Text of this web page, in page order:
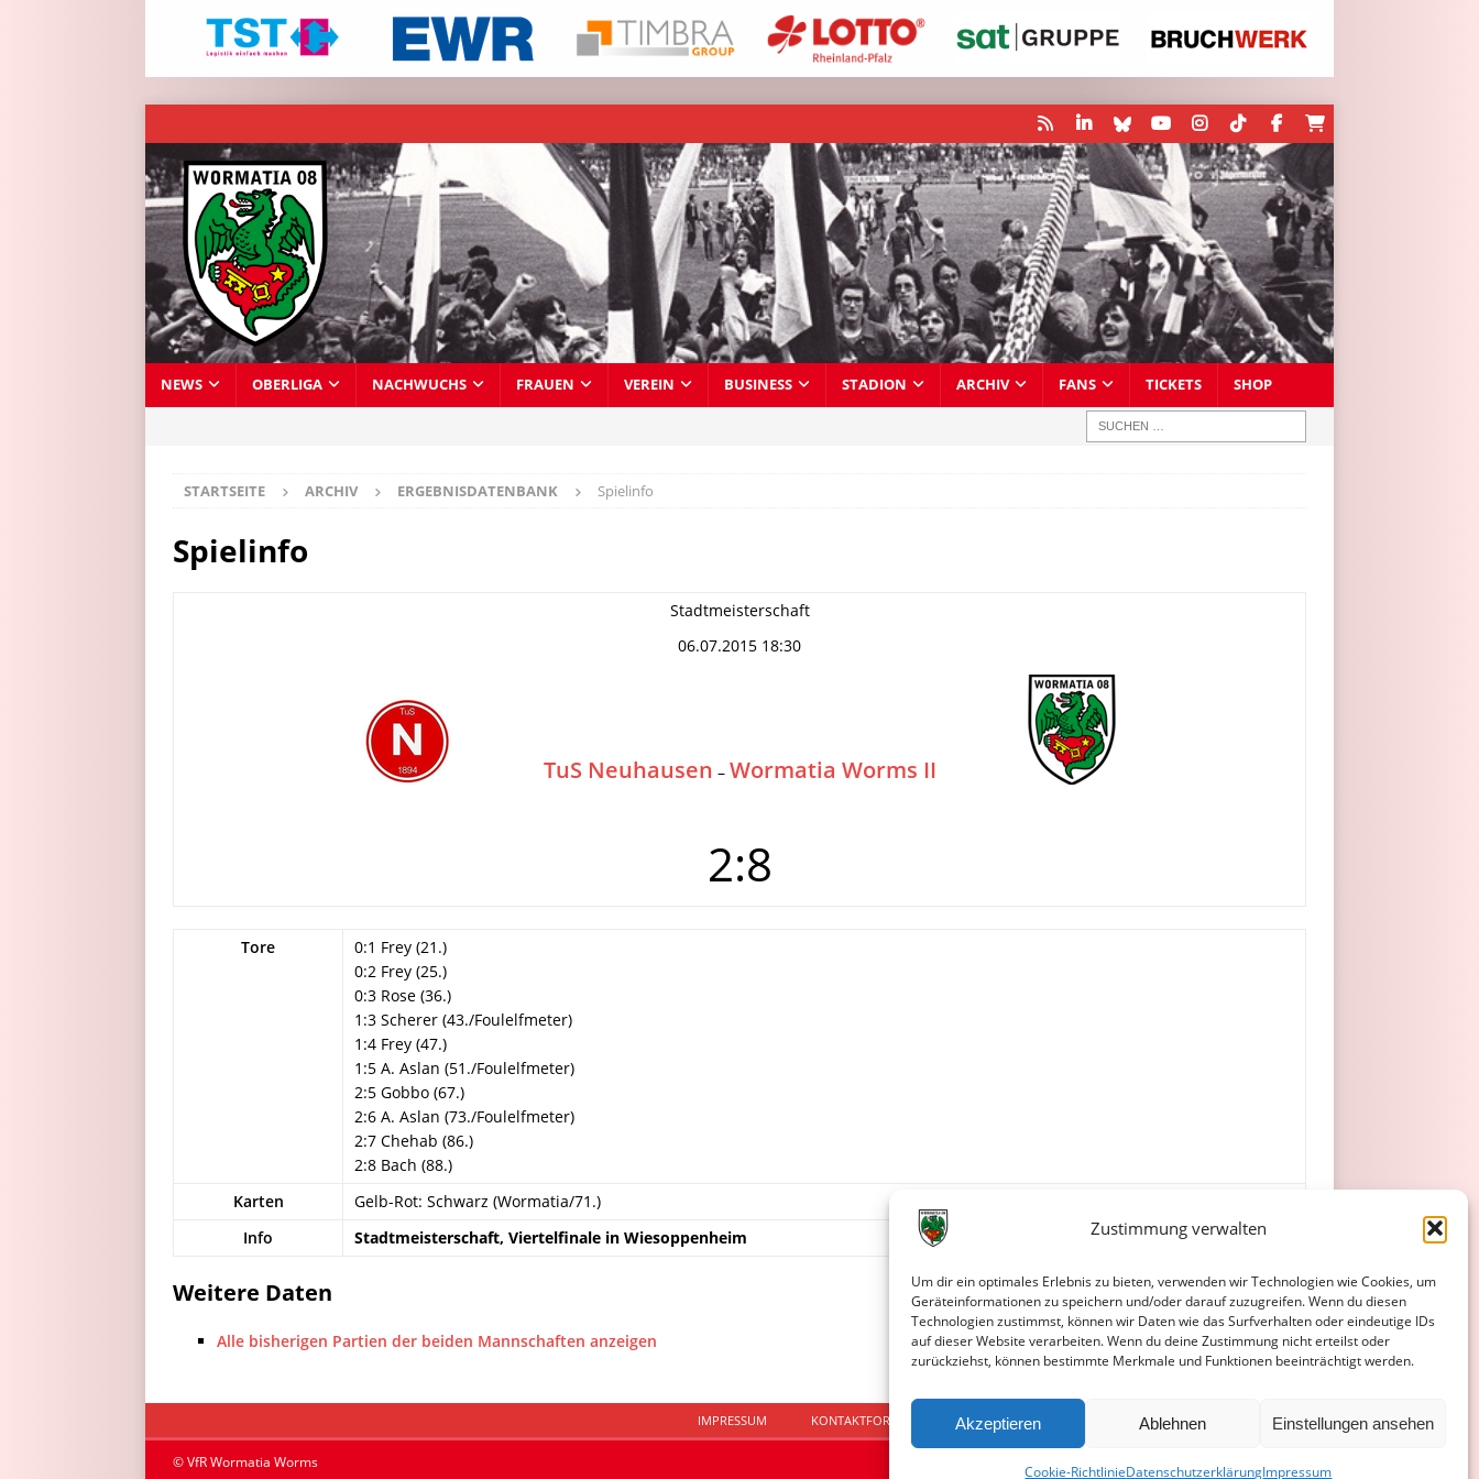
Zustimmung verwalten
Um dir ein optimales Erlebnis zu bieten, verwenden wir Technologien wie Cookies, um
Geräteinformationen zu speichern und/oder darauf zuzugreifen. Wenn du diesen
Technologien zustimmst, können wir Daten wie das Surfverhalten oder eindeutige IDs
auf dieser Website verarbeiten. Wenn du deine Zustimmung nicht erteilst oder
zurückziehst, können bestimmte Merkmale und Funktionen beeinträchtigt werden.
Akzeptieren Ablehnen Einstellungen ansehen
Cookie-RichtlinieDatenschutzerklärungImpressum
NEWS OBERLIGA NACHWUCHS FRAUEN VEREIN BUSINESS STADION ARCHIV FANS TICKETS SHOP
STARTSEITE ARCHIV ERGEBNISDATENBANK Spielinfo
Spielinfo
Stadtmeisterschaft
06.07.2015 18:30
TuS Neuhausen – Wormatia Worms II
2:8
Tore
0:1 Frey (21.)
0:2 Frey (25.)
0:3 Rose (36.)
1:3 Scherer (43./Foulelfmeter)
1:4 Frey (47.)
1:5 A. Aslan (51./Foulelfmeter)
2:5 Gobbo (67.)
2:6 A. Aslan (73./Foulelfmeter)
2:7 Chehab (86.)
2:8 Bach (88.)
Karten
Gelb-Rot: Schwarz (Wormatia/71.)
Info
Stadtmeisterschaft, Viertelfinale in Wiesoppenheim
Weitere Daten
Alle bisherigen Partien der beiden Mannschaften anzeigen
IMPRESSUM KONTAKTFORMULAR DATENSCHUTZERKLÄRUNG COOKIE-RICHTLINIE (EU)
© VfR Wormatia Worms